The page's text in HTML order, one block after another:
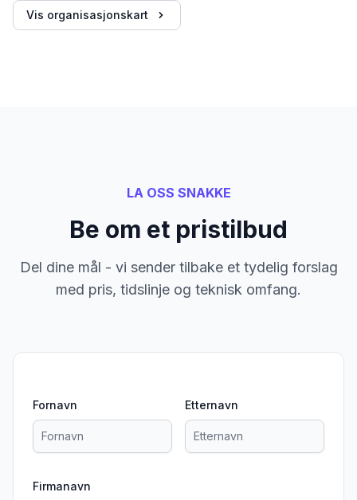
Vis organisasjonskart
LA OSS SNAKKE
Be om et pristilbud
Del dine mål - vi sender tilbake et tydelig forslag
med pris, tidslinje og teknisk omfang.
Fornavn Etternavn
Firmanavn